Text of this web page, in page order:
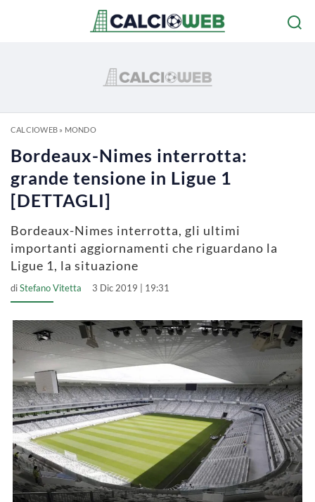
CALCIOWEB» MONDO
Bordeaux-Nimes interrotta:
grande tensione in Ligue 1
[DETTAGLI]
Bordeaux-Nimes interrotta, gli ultimi
importanti aggiornamenti che riguardano la
Ligue 1, la situazione
diStefano Vitetta 3 Dic 2019 | 19:31